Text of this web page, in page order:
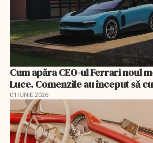
Cum apăra CEO-ul Ferrari noul
Luce. Comenzile au început să
01 IUNIE 2026